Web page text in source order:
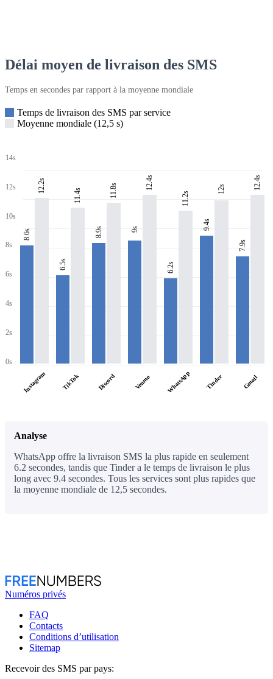
Délai moyen de livraison des SMS
Temps en secondes par rapport à la moyenne mondiale
Temps de livraison des SMS par service
Moyenne mondiale (12,5 s)
14s
12s
10s
8s
6s
4s
2s
0s
8.6s
12.2s
Instagram
6.5s
11.4s
TikTok
8.9s
11.8s
Discord
9s
12.4s
Venmo
6.2s
11.2s
WhatsApp
9.4s
12s
Tinder
7.9s
12.4s
Gmail
Analyse
WhatsApp offre la livraison SMS la plus rapide en seulement
6.2 secondes, tandis que Tinder a le temps de livraison le plus
long avec 9.4 secondes. Tous les services sont plus rapides que
la moyenne mondiale de 12,5 secondes.
Numéros privés
FAQ
Contacts
Conditions d’utilisation
Sitemap
Recevoir des SMS par pays: